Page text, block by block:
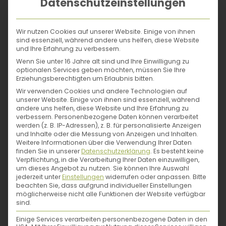
Mutterboden
(darauf achten,
dass keine
drinnen sind, das
heißt idealerweise
aus größerer Tiefe
entnehmen), und
circa 20 % reifem
Kompost. Da die
Erde im Hochbeet
schneller
austrocknet als im
Mutterboden,
etwas Lava oder
Wir nutzen Cookies auf unserer Website. Einige von ihnen
sind essenziell, während andere uns helfen, diese Website
und Ihre Erfahrung zu verbessern.
Wenn Sie unter 16 Jahre alt sind und Ihre Einwilligung zu
optionalen Services geben möchten, müssen Sie Ihre
Erziehungsberechtigten um Erlaubnis bitten.
Wir verwenden Cookies und andere Technologien auf
unserer Website. Einige von ihnen sind essenziell, während
andere uns helfen, diese Website und Ihre Erfahrung zu
verbessern. Personenbezogene Daten können verarbeitet
werden (z. B. IP-Adressen), z. B. für personalisierte Anzeigen
und Inhalte oder die Messung von Anzeigen und Inhalten.
Weitere Informationen über die Verwendung Ihrer Daten
finden Sie in unsererDatenschutzerklärung. Es besteht keine
Verpflichtung, in die Verarbeitung Ihrer Daten einzuwilligen,
um dieses Angebot zu nutzen. Sie können Ihre Auswahl
jederzeit unterEinstellungen widerrufen oder anpassen. Bitte
beachten Sie, dass aufgrund individueller Einstellungen
möglicherweise nicht alle Funktionen der Website verfügbar
sind.
Einige Services verarbeiten personenbezogene Daten in den